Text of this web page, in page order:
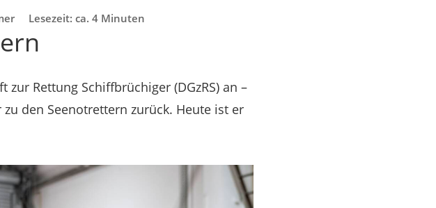
Lesezeit: ca. 4 Minuten
Rettung Schiffbrüchiger (DGzRS) an –
den Seenotrettern zurück. Heute ist er